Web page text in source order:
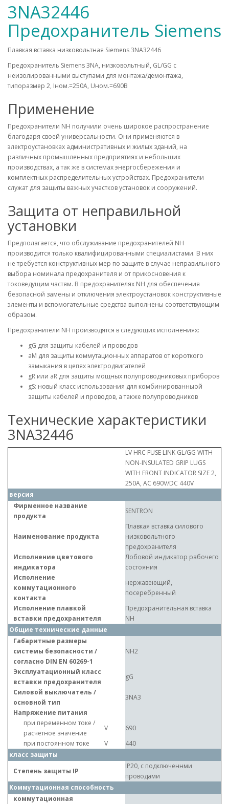
3NA32446
Предохранитель Siemens
Плавкая вставка низковольтная Siemens 3NA32446
Предохранитель Siemens 3NA, низковольтный, GL/GG c
неизолированными выступами для монтажа/демонтажа,
типоразмер 2, Iном.=250A, Uном.=690В
Применение
Предохранители NH получили очень широкое распространение
благодаря своей универсальности. Они применяются в
электроустановках административных и жилых зданий, на
различных промышленных предприятиях и небольших
производствах, а так же в системах энергосбережения и
комплектных распределительных устройствах. Предохранители
служат для защиты важных участков установок и сооружений.
Защита от неправильной
установки
Предполагается, что обслуживание предохранителей NH
производится только квалифицированными специалистами. В них
не требуется конструктивных мер по защите в случае неправильного
выбора номинала предохранителя и от прикосновения к
токоведущим частям. В предохранителях NH для обеспечения
безопасной замены и отключения электроустановок конструктивные
элементы и вспомогательные средства выполнены соответствующим
образом.
Предохранители NH производятся в следующих исполнениях:
gG для защиты кабелей и проводов
aM для защиты коммутационных аппаратов от короткого
замыкания в цепях электродвигателей
gR или aR для защиты мощных полупроводниковых приборов
gS: новый класс использования для комбинированныой
защиты кабелей и проводов, а также полупроводников
Технические характеристики
3NA32446
LV HRC FUSE LINK GL/GG WITH
NON-INSULATED GRIP LUGS
WITH FRONT INDICATOR SIZE 2,
250A, AC 690V/DC 440V
версия
Фирменное название
продукта
SENTRON
Наименование продукта
Плавкая вставка силового
низковольтного
предохранителя
Исполнение цветового
индикатора
Лобовой индикатор рабочего
состояния
Исполнение
коммутационного
контакта
нержавеющий,
посеребренный
Исполнение плавкой
вставки предохранителя
Предохранительная вставка
NH
Общие технические данные
Габаритные размеры
системы безопасности /
согласно DIN EN 60269-1
NH2
Эксплуатационный класс
вставки предохранителя
gG
Силовой выключатель /
основной тип
3NA3
Напряжение питания
при переменном токе /
расчетное значение
V
690
при постоянном токе
V
440
класс защиты
Степень защиты IP
IP20, с подключеннми
проводами
Коммутационная способность
коммутационная